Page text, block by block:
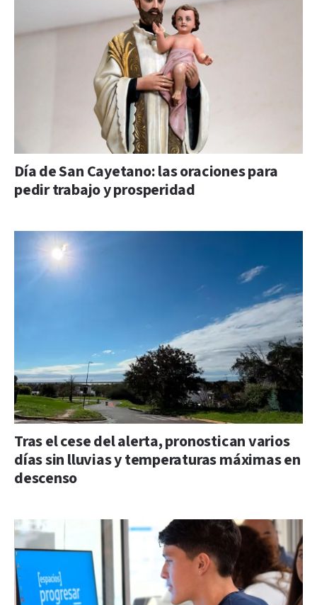
Día de San Cayetano: las oraciones para
pedir trabajo y prosperidad
Tras el cese del alerta, pronostican varios
días sin lluvias y temperaturas máximas en
descenso